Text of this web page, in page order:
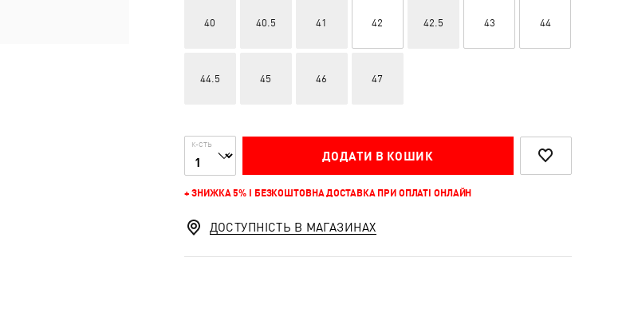
40 40.5 41 42 42.5 43 44
44.5 45 46 47
К-СТЬ
ДОДАТИ В КОШИК
+ ЗНИЖКА 5% І БЕЗКОШТОВНА ДОСТАВКА ПРИ ОПЛАТІ ОНЛАЙН
ДОСТУПНІСТЬ В МАГАЗИНАХ